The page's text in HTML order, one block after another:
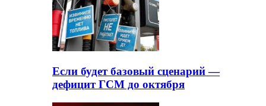
Если будет базовый сценарий —
дефицит ГСМ до октября